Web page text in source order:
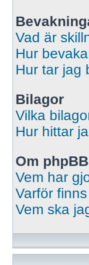
Vad är
Hur
Hur tar jag
Bilagor
Vilka
Hur hittar
Om
Vem har
Varför
Vem ska